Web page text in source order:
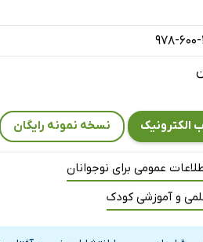
978-
الکترونیک نسخه نمونه رایگان
عمومی برای نوجوانان
و آموزشی کودک